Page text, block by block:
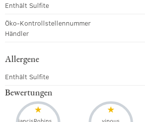
Enthält Sulfite
Öko-Kontrollstellennummer
Händler
Allergene
Enthält Sulfite
Bewertungen